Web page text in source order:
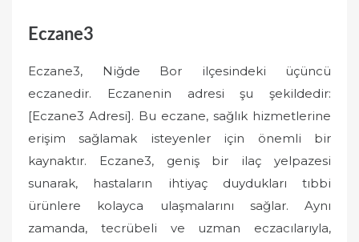
Eczane3
Eczane3, Niğde Bor ilçesindeki üçüncü
eczanedir. Eczanenin adresi şu şekildedir:
[Eczane3 Adresi]. Bu eczane, sağlık hizmetlerine
erişim sağlamak isteyenler için önemli bir
kaynaktır. Eczane3, geniş bir ilaç yelpazesi
sunarak, hastaların ihtiyaç duydukları tıbbi
ürünlere kolayca ulaşmalarını sağlar. Aynı
zamanda, tecrübeli ve uzman eczacılarıyla,